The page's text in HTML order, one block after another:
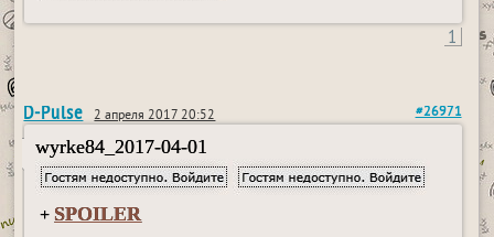
1
D-Pulse 2 апреля 2017 20:52 #26971
wyrke84_2017-04-01
+ SPOILER